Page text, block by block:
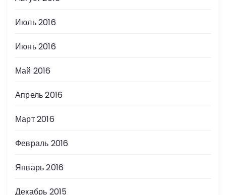
Июль 2016
Июнь 2016
Май 2016
Апрель 2016
Март 2016
Февраль 2016
Январь 2016
Декабрь 2015